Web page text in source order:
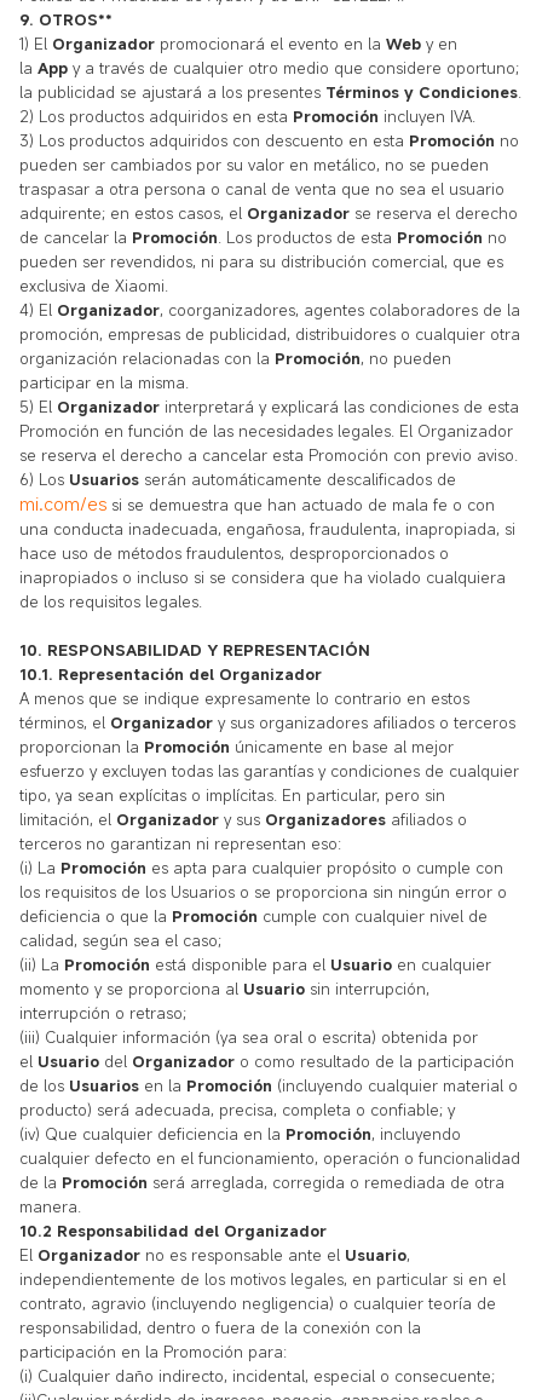
9. OTROS**
1) El Organizador promocionará el evento en la Web y en
la App y a través de cualquier otro medio que considere oportuno;
la publicidad se ajustará a los presentes Términos y Condiciones.
2) Los productos adquiridos en esta Promoción incluyen IVA.
3) Los productos adquiridos con descuento en esta Promoción no
pueden ser cambiados por su valor en metálico, no se pueden
traspasar a otra persona o canal de venta que no sea el usuario
adquirente; en estos casos, el Organizador se reserva el derecho
de cancelar la Promoción. Los productos de esta Promoción no
pueden ser revendidos, ni para su distribución comercial, que es
exclusiva de Xiaomi.
4) El Organizador, coorganizadores, agentes colaboradores de la
promoción, empresas de publicidad, distribuidores o cualquier otra
organización relacionadas con la Promoción, no pueden
participar en la misma.
5) El Organizador interpretará y explicará las condiciones de esta
Promoción en función de las necesidades legales. El Organizador
se reserva el derecho a cancelar esta Promoción con previo aviso.
6) Los Usuarios serán automáticamente descalificados de
mi.com/es si se demuestra que han actuado de mala fe o con
una conducta inadecuada, engañosa, fraudulenta, inapropiada, si
hace uso de métodos fraudulentos, desproporcionados o
inapropiados o incluso si se considera que ha violado cualquiera
de los requisitos legales.
10. RESPONSABILIDAD Y REPRESENTACIÓN
10.1. Representación del Organizador
A menos que se indique expresamente lo contrario en estos
términos, el Organizador y sus organizadores afiliados o terceros
proporcionan la Promoción únicamente en base al mejor
esfuerzo y excluyen todas las garantías y condiciones de cualquier
tipo, ya sean explícitas o implícitas. En particular, pero sin
limitación, el Organizador y sus Organizadores afiliados o
terceros no garantizan ni representan eso:
(i) La Promoción es apta para cualquier propósito o cumple con
los requisitos de los Usuarios o se proporciona sin ningún error o
deficiencia o que la Promoción cumple con cualquier nivel de
calidad, según sea el caso;
(ii) La Promoción está disponible para el Usuario en cualquier
momento y se proporciona al Usuario sin interrupción,
interrupción o retraso;
(iii) Cualquier información (ya sea oral o escrita) obtenida por
el Usuario del Organizador o como resultado de la participación
de los Usuarios en la Promoción (incluyendo cualquier material o
producto) será adecuada, precisa, completa o confiable; y
(iv) Que cualquier deficiencia en la Promoción, incluyendo
cualquier defecto en el funcionamiento, operación o funcionalidad
de la Promoción será arreglada, corregida o remediada de otra
manera.
10.2 Responsabilidad del Organizador
El Organizador no es responsable ante el Usuario,
independientemente de los motivos legales, en particular si en el
contrato, agravio (incluyendo negligencia) o cualquier teoría de
responsabilidad, dentro o fuera de la conexión con la
participación en la Promoción para:
(i) Cualquier daño indirecto, incidental, especial o consecuente;